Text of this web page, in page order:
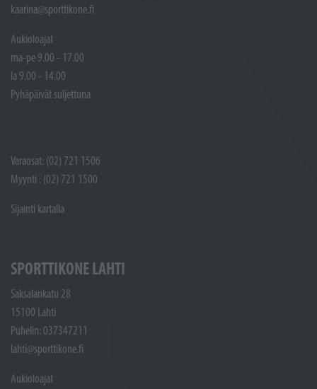
kaarina@sporttikone.fi
Aukioloajat
ma-pe 9.00 - 17.00
la 9.00 - 14.00
Pyhäpäivät suljettuna
Varaosat: (02) 721 1506
Myynti : (02) 721 1500
Sijainti kartalla
SPORTTIKONE LAHTI
Saksalankatu 28
15100 Lahti
Puhelin: 037347211
lahti@sporttikone.fi
Aukioloajat